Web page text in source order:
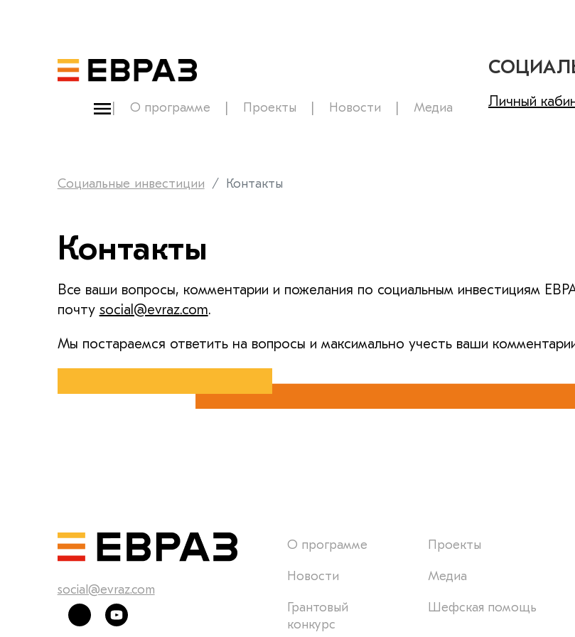
О программе Проекты Новости Медиа Личный
Социальные инвестиции Контакты
Контакты
Все ваши вопросы, комментарии и пожелания по социальным инвестициям
почту social@evraz.com.
Мы постараемся ответить на вопросы и максимально учесть ваши
social@evraz.com
О программе Проекты
Новости Медиа
Грантовый
конкурс
Шефская помощь